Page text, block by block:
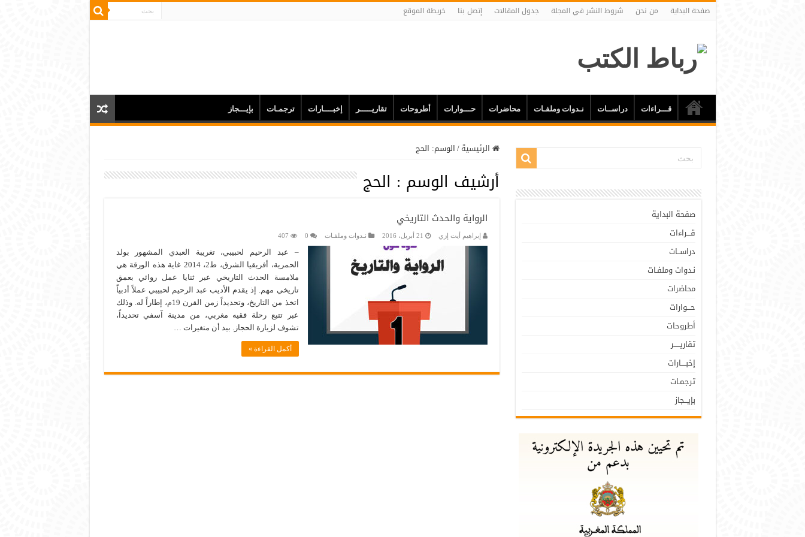
صفحة البداية من نحن شروط النشر في المجلة جدول المقالات إتصل بنا خريطة الموقع
قـــراءات دراســات نـدوات وملفـات محاضرات حـــوارات أطروحات تقاريـــــر إخبــــارات ترجمـات بإيـــجاز
الرئيسية/الوسم: الحج
أرشيف الوسم : الحج
الرواية والحدث التاريخي
إبراهيم أيت إزي 21 أبريل، 2016 نـدوات وملفـات 0
407
– عبد الرحيم لحبيبي، تغريبة العبدي المشهور بولد
الحمرية، أفريقيا الشرق، ط2، 2014 غاية هذه الورقة هي
ملامسة الحدث التاريخي عبر ثنايا عمل روائي بعمق
تاريخي مهم. إذ يقدم الأديب عبد الرحيم لحبيبي عملاً أدبياً
اتخذ من التاريخ، وتحديداً زمن القرن 19م، إطاراً له. وذلك
عبر تتبع رحلة فقيه مغربي، من مدينة آسفي تحديداً،
تشوف لزيارة الحجاز. بيد أن متغيرات …
أكمل القراءة »
صفحة البداية
قـــراءات
دراســات
نـدوات وملفـات
محاضرات
حـــوارات
أطروحات
تقاريـــــر
إخبــــارات
ترجمـات
بإيـــجاز